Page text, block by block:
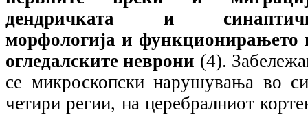
дендричката и
морфологија и функционирањето
огледалските неврони (4).
се микроскопски нарушувања во
четири регии, на церебралниот